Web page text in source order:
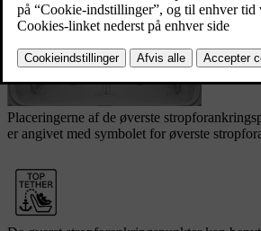
Placeringerne af de øverste
er angivet med symbolet for øverste